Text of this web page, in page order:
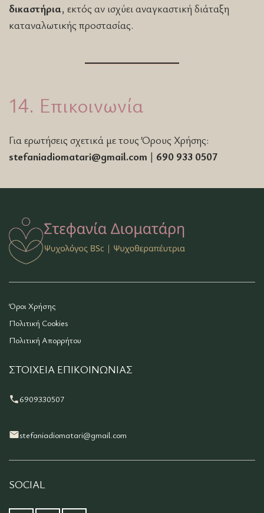
δικαστήρια, εκτός αν ισχύει αναγκαστική διάταξη
καταναλωτικής προστασίας.
14. Επικοινωνία
Για ερωτήσεις σχετικά με τους Όρους Χρήσης:
stefaniadiomatari@gmail.com | 690 933 0507
Όροι Χρήσης
Πολιτική Cookies
Πολιτική Απορρήτου
ΣΤΟΙΧΕΊΑ ΕΠΙΚΟΙΝΩΝΊΑΣ
6909330507
stefaniadiomatari@gmail.com
SOCIAL